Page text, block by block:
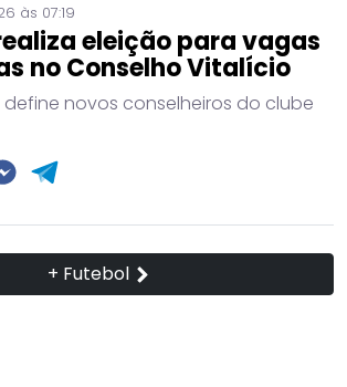
às 07:19
eleição para vagas
no Conselho Vitalício
novos conselheiros do clube
+ Futebol